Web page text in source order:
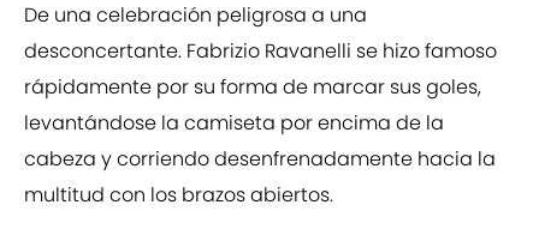
De una celebración peligrosa a una
desconcertante. Fabrizio Ravanelli se hizo famoso
rápidamente por su forma de marcar sus goles,
levantándose la camiseta por encima de la
cabeza y corriendo desenfrenadamente hacia la
multitud con los brazos abiertos.